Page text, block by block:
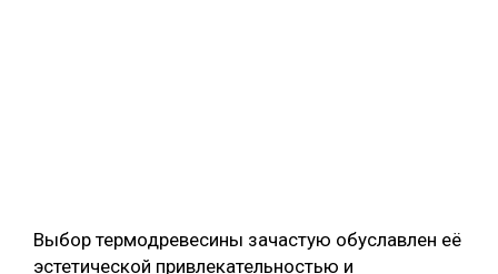
Выбор термодревесины зачастую обуславлен её
эстетической привлекательностью и